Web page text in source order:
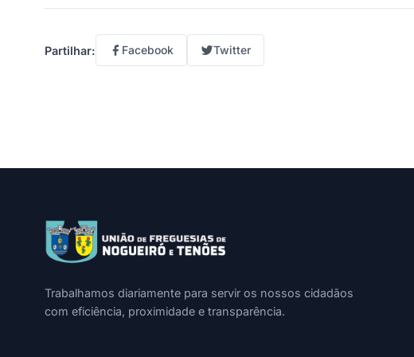
Partilhar: Facebook Twitter
Trabalhamos diariamente para servir os nossos cidadãos
com eficiência, proximidade e transparência.